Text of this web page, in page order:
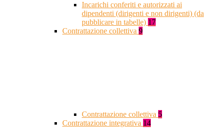
Incarichi conferiti e autorizzati ai
dipendenti (dirigenti e non dirigenti) (da
pubblicare in tabelle) 17
Contrattazione collettiva 9
Contrattazione collettiva 5
Contrattazione integrativa 14